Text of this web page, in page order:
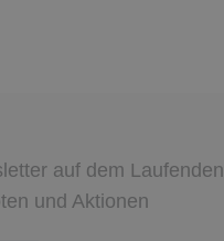
auf dem Laufenden
und Aktionen